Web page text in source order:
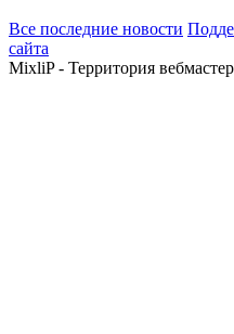
Все последние новости
сайта
MixliP - Территория